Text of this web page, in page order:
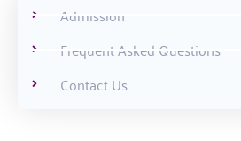
Admission
Frequent Asked Questions
Contact Us